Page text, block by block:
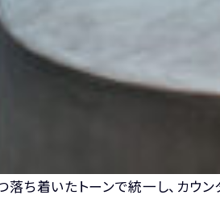
ち着いたトーンで統一し、カウ